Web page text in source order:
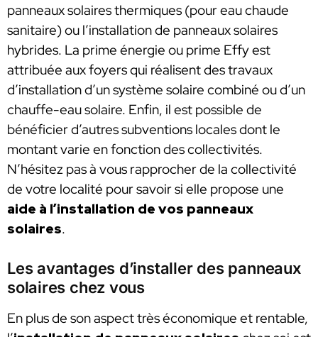
panneaux solaires thermiques (pour eau chaude
sanitaire) ou l’installation de panneaux solaires
hybrides. La prime énergie ou prime Effy est
attribuée aux foyers qui réalisent des travaux
d’installation d’un système solaire combiné ou d’un
chauffe-eau solaire. Enfin, il est possible de
bénéficier d’autres subventions locales dont le
montant varie en fonction des collectivités.
N’hésitez pas à vous rapprocher de la collectivité
de votre localité pour savoir si elle propose une
aide à l’installation de vos panneaux
solaires.
Les avantages d’installer des panneaux
solaires chez vous
En plus de son aspect très économique et rentable,